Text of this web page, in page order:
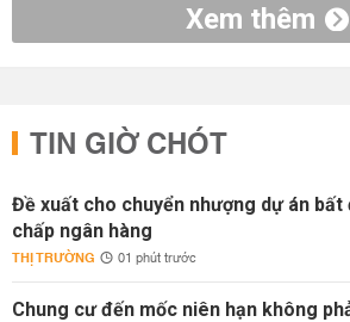
Xem thêm
TIN GIỜ CHÓT
Đề xuất cho chuyển nhượng dự án
chấp ngân hàng
THỊ TRƯỜNG 01 phút trước
Chung cư đến mốc niên hạn không